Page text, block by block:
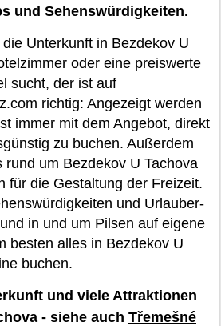
und Sehenswürdigkeiten.
Unterkunft in Bezdekov U
oder eine preiswerte
sucht, der ist auf
richtig: Angezeigt werden
immer mit dem Angebot, direkt
zu buchen. Außerdem
rund um Bezdekov U Tachova
für die Gestaltung der Freizeit.
und Urlauber-
in und um Pilsen auf eigene
besten alles in Bezdekov U
buchen.
und viele Attraktionen
- siehe auch Třemešné